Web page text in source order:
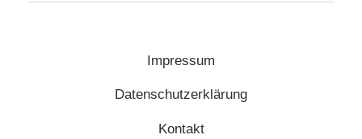
Impressum
Datenschutzerklärung
Kontakt